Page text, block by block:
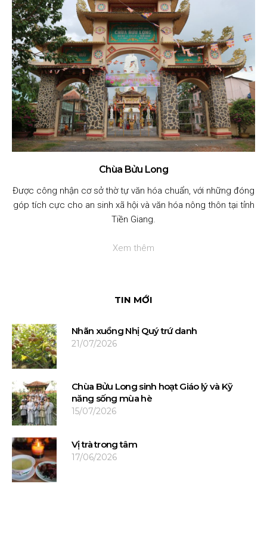
Chùa Bửu Long
Được công nhận cơ sở thờ tự văn hóa chuẩn, với những đóng
góp tích cực cho an sinh xã hội và văn hóa nông thôn tại tỉnh
Tiền Giang.
Xem thêm
TIN MỚI
Nhãn xuồng Nhị Quý trứ danh
21/07/2026
Chùa Bửu Long sinh hoạt Giáo lý và Kỹ
năng sống mùa hè
15/07/2026
Vị trà trong tâm
17/06/2026